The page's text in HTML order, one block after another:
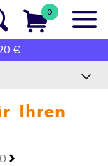
0
€
Ihren